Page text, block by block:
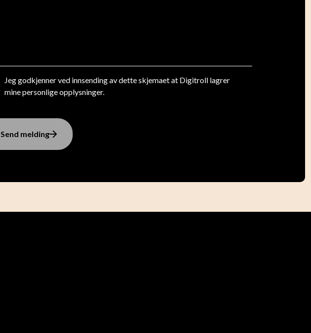
Jeg godkjenner ved innsending av dette skjemaet at Digitroll lagrer
mine personlige opplysninger.
Send melding